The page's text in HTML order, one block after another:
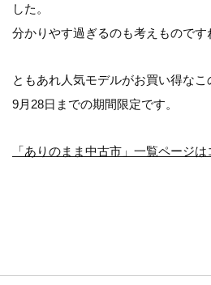
した。
分かりやす過ぎるのも考えものです
ともあれ人気モデルがお買い得なこ
9月28日までの期間限定です。
「ありのまま中古市」一覧ページは